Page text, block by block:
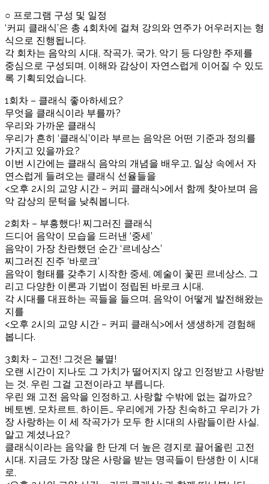
○ 프로그램 구성 및 일정
‘커피 클래식’은 총 4회차에 걸쳐 강의와 연주가 어우러지는 형
식으로 진행됩니다.
각 회차는 음악의 시대, 작곡가, 국가, 악기 등 다양한 주제를
중심으로 구성되며, 이해와 감상이 자연스럽게 이어질 수 있도
록 기획되었습니다.
1회차 – 클래식 좋아하세요?
무엇을 클래식이라 부를까?
우리와 가까운 클래식
우리가 흔히 ‘클래식’이라 부르는 음악은 어떤 기준과 정의를
가지고 있을까요?
이번 시간에는 클래식 음악의 개념을 배우고, 일상 속에서 자
연스럽게 들려오는 클래식 선율들을
<오후 2시의 교양 시간 – 커피 클래식>에서 함께 찾아보며 음
악 감상의 문턱을 낮춰봅니다.
2회차 – 부흥했다! 찌그러진 클래식
드디어 음악이 모습을 드러낸 ‘중세’
음악이 가장 찬란했던 순간 ‘르네상스’
찌그러진 진주 ‘바로크’
음악이 형태를 갖추기 시작한 중세, 예술이 꽃핀 르네상스, 그
리고 다양한 이론과 기법이 정립된 바로크 시대.
각 시대를 대표하는 곡들을 들으며, 음악이 어떻게 발전해왔는
지를
<오후 2시의 교양 시간 – 커피 클래식>에서 생생하게 경험해
봅니다.
3회차 – 고전! 그것은 불멸!
오랜 시간이 지나도 그 가치가 떨어지지 않고 인정받고 사랑받
는 것. 우린 그걸 고전이라고 부릅니다.
우린 왜 고전 음악을 인정하고, 사랑할 수밖에 없는 걸까요?
베토벤, 모차르트, 하이든… 우리에게 가장 친숙하고 우리가 가
장 사랑하는 이 세 작곡가가 모두 한 시대의 사람들이란 사실,
알고 계셨나요?
클래식이라는 음악을 한 단계 더 높은 경지로 끌어올린 고전
시대. 지금도 가장 많은 사랑을 받는 명곡들이 탄생한 이 시대
로,